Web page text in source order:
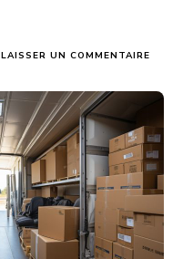
LAISSER UN COMMENTAIRE
GARDE-
MEUBLE
À
SAINT-
UNE